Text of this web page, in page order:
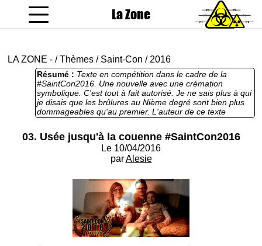
La Zone
LA ZONE - /Thèmes / Saint-Con / 2016
Résumé : Texte en compétition dans le cadre de la
#SaintCon2016. Une nouvelle avec une crémation
symbolique. C'est tout à fait autorisé. Je ne sais plus à qui
je disais que les brûlures au Nième degré sont bien plus
dommageables qu'au premier. L'auteur de ce texte
concède : "Un texte court, pas sombre et pas violent, mais
j'y brûle un con ou tout au moins je le fous à la porte.
Désolée messieurs, pour mon manque de virilité..." Et là je
ne comprends pas. Pourquoi l'auteur du texte
présuppose-t-il que les zonards sont des messieurs ? Je
littéraire, autant dire l'antichambre d'un salon de thé,
qu'on ne se connait pas les uns les autres. Les hommes
d'ailleurs n'ont pas le monopole de la littérature sombre,
absurde, débile, et puis s'il devait y avoir un a priori
premier ce serait de se dire que les femmes s'intéressent
plus à la littérature et donc de fait que la plupart des
zonards sont des femmes. Désolé mais quand on brandit
03. Usée jusqu'à la couenne #SaintCon2016
Le 10/04/2016
parAlesie